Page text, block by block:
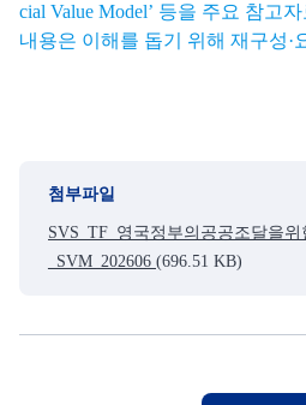
cial Value Model’ 등을 주요 참고
내용은 이해를 돕기 위해 재구성·
첨부파일
SVS_TF_영국정부의공공조달을
_SVM_202606 (696.51 KB)